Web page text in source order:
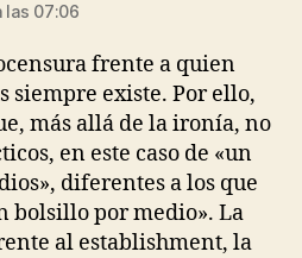
las 07:06
frente a quien
siempre existe. Por ello,
más allá de la ironía, no
en este caso de «un
diferentes a los que
bolsillo por medio». La
al establishment, la